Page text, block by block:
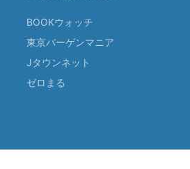
BOOKウォッチ
東京バーゲンマニア
Jタウンネット
ゼロまる